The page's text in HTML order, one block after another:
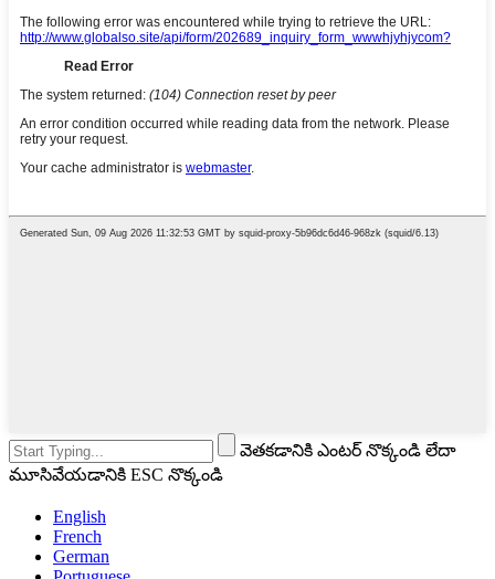
వెతకడానికి ఎంటర్ నొక్కండి లేదా
మూసివేయడానికి ESC నొక్కండి
English
French
German